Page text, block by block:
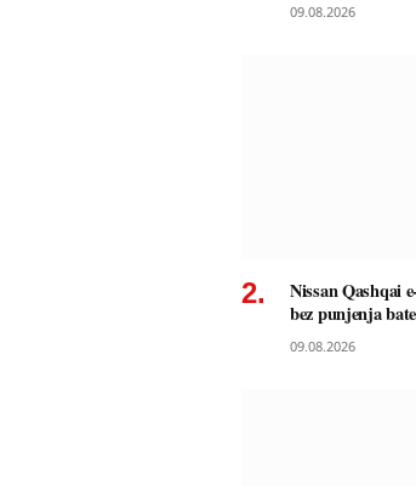
09.08.2026
Nissan Qashqai
bez punjenja
09.08.2026